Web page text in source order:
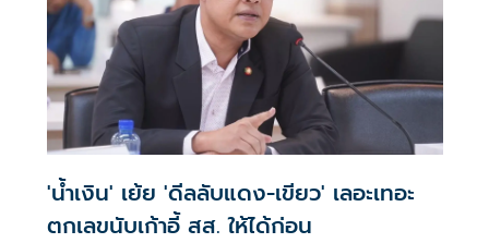
'น้ำเงิน' เย้ย 'ดีลลับแดง-เขียว' เลอะเทอะ
ตกเลขนับเก้าอี้ สส. ให้ได้ก่อน